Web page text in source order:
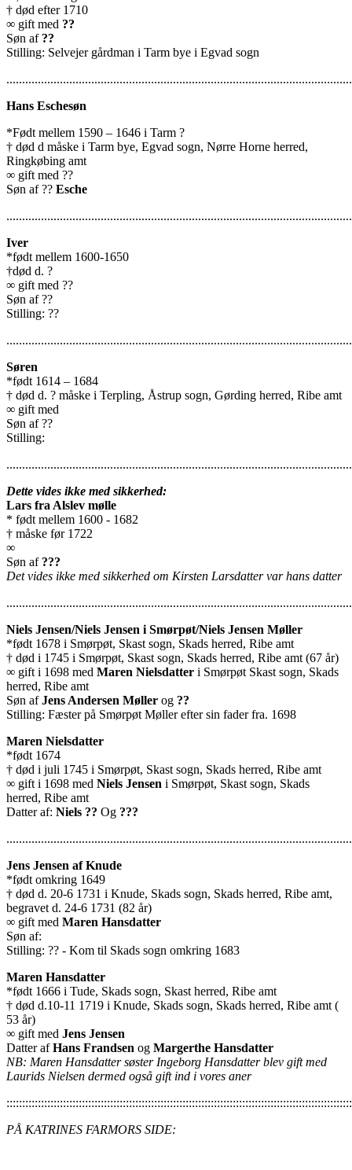
† død efter 1710
∞ gift med ??
Søn af ??
Stilling: Selvejer gårdman i Tarm bye i Egvad sogn
Hans Eschesøn
*Født mellem 1590 – 1646 i Tarm ?
† død d måske i Tarm bye, Egvad sogn, Nørre Horne herred,
Ringkøbing amt
∞ gift med ??
Søn af ?? Esche
Iver
*født mellem 1600-1650
†død d. ?
∞ gift med ??
Søn af ??
Stilling: ??
Søren
*født 1614 – 1684
† død d. ? måske i Terpling, Åstrup sogn, Gørding herred, Ribe amt
∞ gift med
Søn af ??
Stilling:
Dette vides ikke med sikkerhed:
Lars fra Alslev mølle
* født mellem 1600 - 1682
† måske før 1722
∞
Søn af ???
Det vides ikke med sikkerhed om Kirsten Larsdatter var hans datter
Niels Jensen/Niels Jensen i Smørpøt/Niels Jensen Møller
*født 1678 i Smørpøt, Skast sogn, Skads herred, Ribe amt
† død i 1745 i Smørpøt, Skast sogn, Skads herred, Ribe amt (67 år)
∞ gift i 1698 med Maren Nielsdatter i Smørpøt Skast sogn, Skads
herred, Ribe amt
Søn afJens Andersen Møller og ??
Stilling: Fæster på Smørpøt Møller efter sin fader fra. 1698
Maren Nielsdatter
*født 1674
† død i juli 1745 i Smørpøt, Skast sogn, Skads herred, Ribe amt
∞ gift i 1698 med Niels Jensen i Smørpøt, Skast sogn, Skads
herred, Ribe amt
Datter af: Niels ?? Og ???
Jens Jensen af Knude
*født omkring 1649
† død d. 20-6 1731 i Knude, Skads sogn, Skads herred, Ribe amt,
begravet d. 24-6 1731 (82 år)
∞ gift med Maren Hansdatter
Søn af:
Stilling: ?? - Kom til Skads sogn omkring 1683
Maren Hansdatter
*født 1666 i Tude, Skads sogn, Skast herred, Ribe amt
† død d.10-11 1719 i Knude, Skads sogn, Skads herred, Ribe amt (
53 år)
∞ gift med Jens Jensen
Datter afHans Frandsen og Margerthe Hansdatter
NB: Maren Hansdatter søster Ingeborg Hansdatter blev gift med
Laurids Nielsen dermed også gift ind i vores aner
PÅ KATRINES FARMORS SIDE: